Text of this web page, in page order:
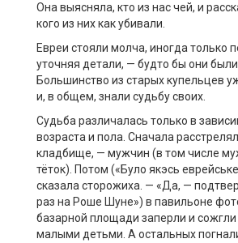
Она выясняла, кто из нас чей, и
кого из них как убивали.
Евреи стояли молча, иногда только
уточняя детали, — будто бы они
Большинство из старых купельцев
и, в общем, знали судьбу своих.
Судьба различалась только в
возраста и пола. Сначала
кладбище, — мужчин (в том числе
тёток). Потом («Було якэсь
сказала сторожиха. — «Да, —
раз на Роше Шуне») в павильоне
базарной площади заперли и сожгли
малыми детьми. А остальных